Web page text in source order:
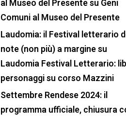
al Museo del Presentesu Geni
Comuni al Museo del Presente
Laudomia: il Festival letterario
note (non più) a marginesu
Laudomia Festival Letterario:
personaggi su corso Mazzini
Settembre Rendese 2024: il
programma ufficiale, chiusura